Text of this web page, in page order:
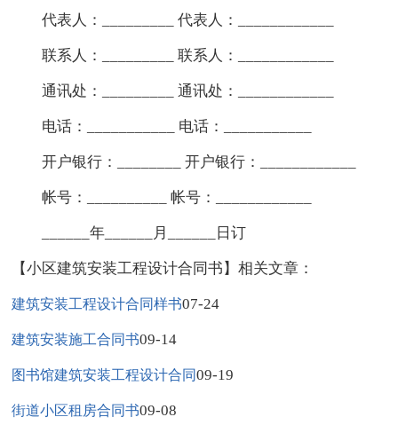
代表人：_________ 代表人：____________
联系人：_________ 联系人：____________
通讯处：_________ 通讯处：____________
电话：___________ 电话：___________
开户银行：________ 开户银行：____________
帐号：__________ 帐号：____________
______年______月______日订
【小区建筑安装工程设计合同书】相关文章：
建筑安装工程设计合同样书07-24
建筑安装施工合同书09-14
图书馆建筑安装工程设计合同09-19
街道小区租房合同书09-08